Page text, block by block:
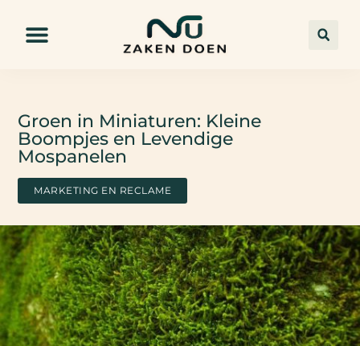
Groen in Miniaturen: Kleine
Boompjes en Levendige
Mospanelen
MARKETING EN RECLAME